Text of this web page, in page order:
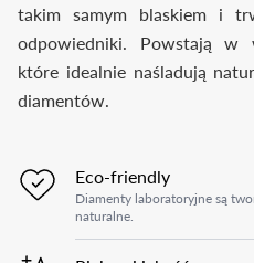
takim samym blaskiem i
odpowiedniki. Powstają w
które idealnie naśladują
diamentów.
Eco-friendly
Diamenty laboratoryjne są
naturalne.